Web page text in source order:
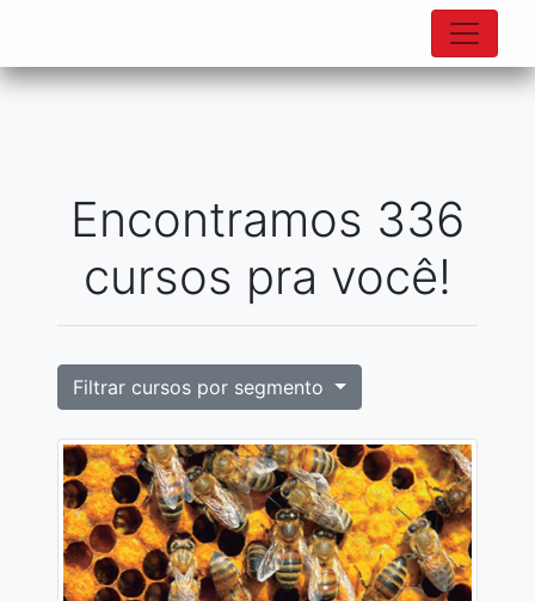
Encontramos 336
cursos pra você!
Filtrar cursos por segmento